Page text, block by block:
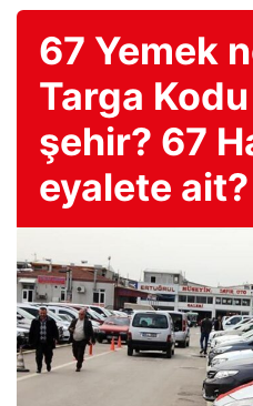
67 Yemek
Targa
şehir? 67
eyalete ait?